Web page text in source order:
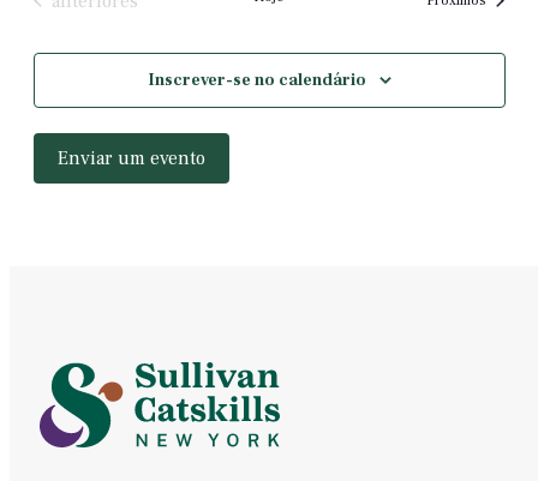
Inscrever-se no calendário
Enviar um evento